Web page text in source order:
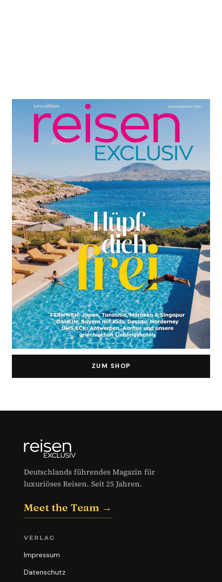
ZUM SHOP
Deutschlands führendes Magazin für
luxuriöses Reisen. Seit 25 Jahren.
Meet the Team →
VERLAG
Impressum
Datenschutz